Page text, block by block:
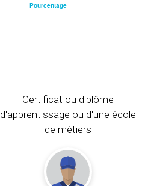
Certificat ou diplôme
d'apprentissage ou d'une école
de métiers